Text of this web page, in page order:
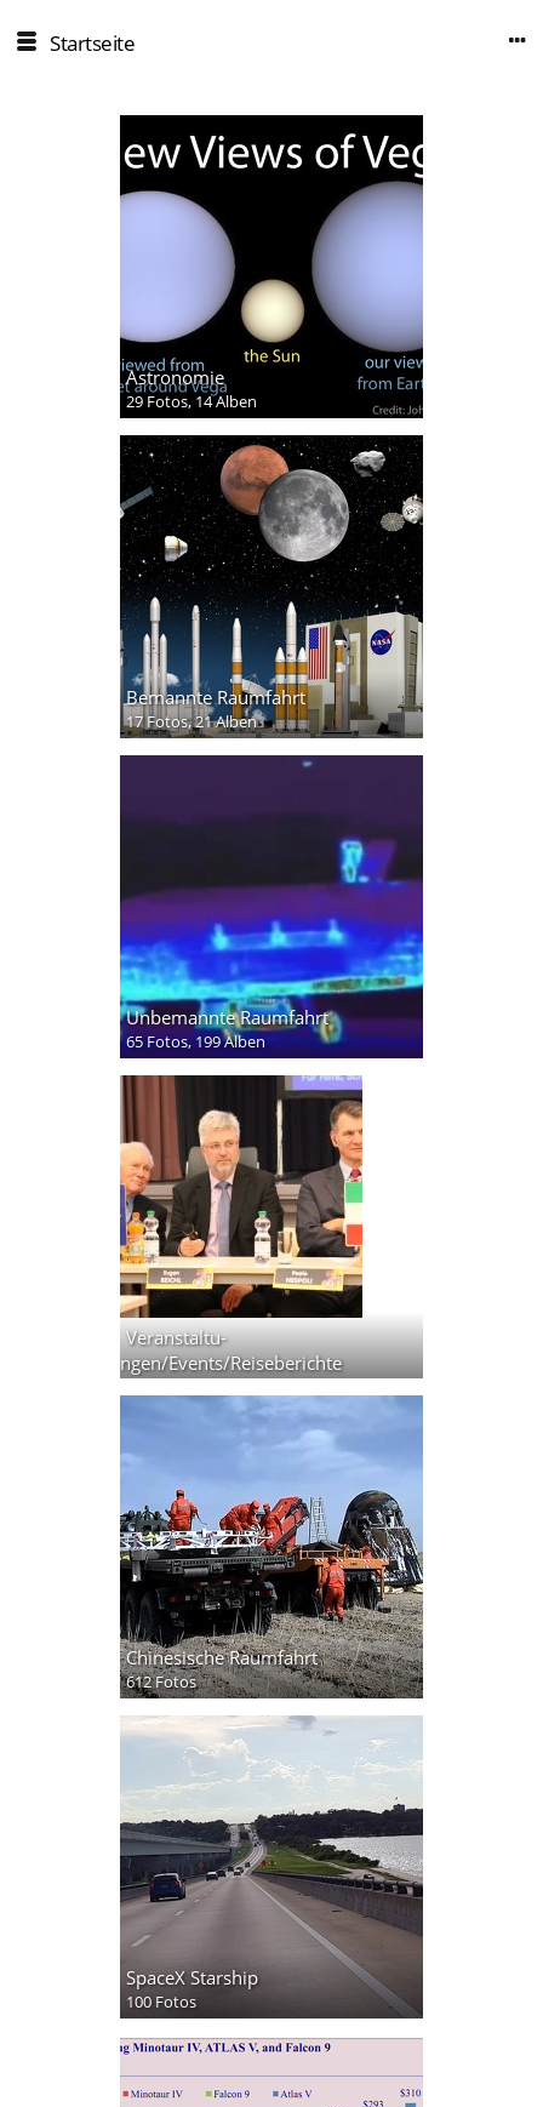
Startseite
Astronomie
29 Fotos, 14 Alben
Bemannte Raumfahrt
17 Fotos,21 Alben
Unbemannte Raumfahrt
65 Fotos,199 Alben
Veranstaltu­
ngen/Events/Reiseberich­te
Chinesische Raumfahrt
612 Fotos
SpaceX Starship
100 Fotos